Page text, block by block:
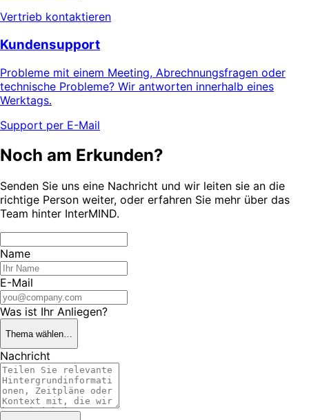
Vertrieb kontaktieren
Kundensupport
Probleme mit einem Meeting, Abrechnungsfragen oder
technische Probleme? Wir antworten innerhalb eines
Werktags.
Support per E-Mail
Noch am Erkunden?
Senden Sie uns eine Nachricht und wir leiten sie an die
richtige Person weiter, oder erfahren Sie mehr über das
Team hinter InterMIND.
Name
E-Mail
Was ist Ihr Anliegen?
Thema wählen…
Nachricht